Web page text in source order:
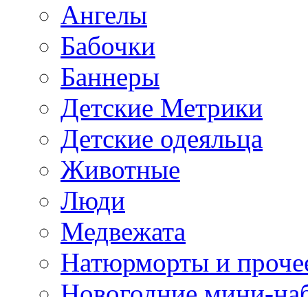
Ангелы
Бабочки
Баннеры
Детские Метрики
Детские одеяльца
Животные
Люди
Медвежата
Натюрморты и